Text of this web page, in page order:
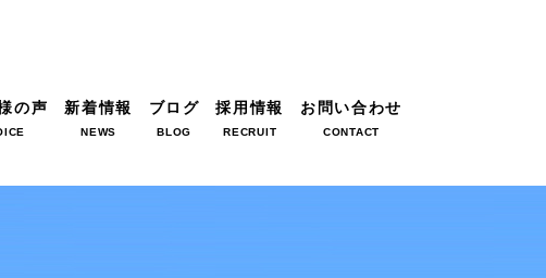
の声 新着情報
NEWS
ブログ
BLOG
採用情報
RECRUIT
お問い合わせ
CONTACT